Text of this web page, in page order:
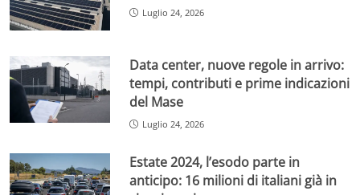
Luglio 24, 2026
Data center, nuove regole in arrivo:
tempi, contributi e prime indicazioni
del Mase
Luglio 24, 2026
Estate 2024, l’esodo parte in
anticipo: 16 milioni di italiani già in